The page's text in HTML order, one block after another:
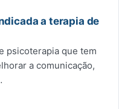
a terapia de
psicoterapia que tem
a comunicação,